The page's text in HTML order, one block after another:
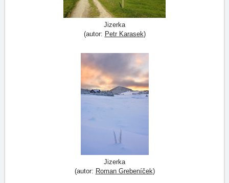
Jizerka
(autor: Petr Karasek)
Jizerka
(autor: Roman Grebeníček)